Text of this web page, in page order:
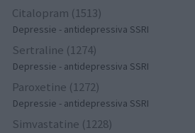
Citalopram (1513)
Depressie - antidepressiva SSRI
Sertraline (1274)
Depressie - antidepressiva SSRI
Paroxetine (1272)
Depressie - antidepressiva SSRI
Simvastatine (1228)